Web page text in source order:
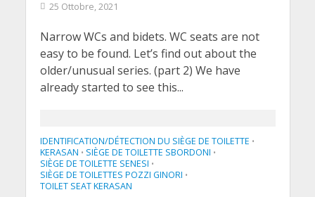
25 Ottobre, 2021
Narrow WCs and bidets. WC seats are not
easy to be found. Let’s find out about the
older/unusual series. (part 2) We have
already started to see this...
IDENTIFICATION/DÉTECTION DU SIÈGE DE TOILETTE •
KERASAN • SIÈGE DE TOILETTE SBORDONI •
SIÈGE DE TOILETTE SENESI •
SIÈGE DE TOILETTES POZZI GINORI •
TOILET SEAT KERASAN